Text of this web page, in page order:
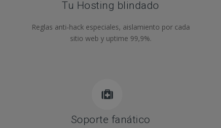
Tu Hosting blindado
Reglas anti-hack especiales, aislamiento por cada
sitio web y uptime 99,9%.
Soporte fanático